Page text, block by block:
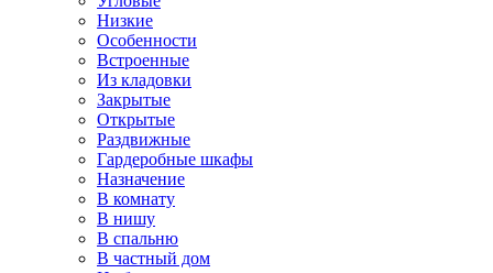
Низкие
Особенности
Встроенные
Из кладовки
Закрытые
Открытые
Раздвижные
Гардеробные шкафы
Назначение
В комнату
В нишу
В спальню
В частный дом